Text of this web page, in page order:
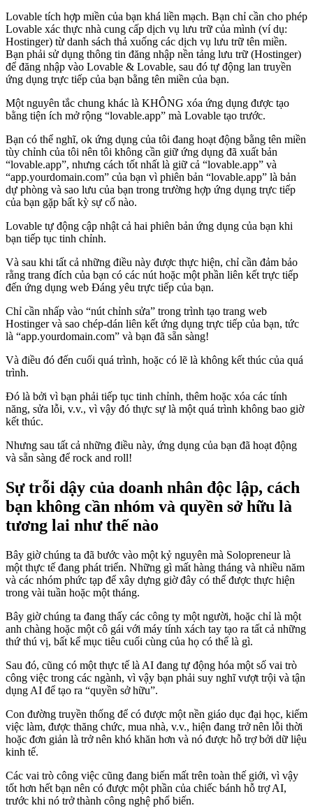
Lovable tích hợp miền của bạn khá liền mạch. Bạn chỉ cần cho phép
Lovable xác thực nhà cung cấp dịch vụ lưu trữ của mình (ví dụ:
Hostinger) từ danh sách thả xuống các dịch vụ lưu trữ tên miền.
Bạn phải sử dụng thông tin đăng nhập nền tảng lưu trữ (Hostinger)
để đăng nhập vào Lovable & Lovable, sau đó tự động lan truyền
ứng dụng trực tiếp của bạn bằng tên miền của bạn.
Một nguyên tắc chung khác là KHÔNG xóa ứng dụng được tạo
bằng tiện ích mở rộng “lovable.app” mà Lovable tạo trước.
Bạn có thể nghĩ, ok ứng dụng của tôi đang hoạt động bằng tên miền
tùy chỉnh của tôi nên tôi không cần giữ ứng dụng đã xuất bản
“lovable.app”, nhưng cách tốt nhất là giữ cả “lovable.app” và
“app.yourdomain.com” của bạn vì phiên bản “lovable.app” là bản
dự phòng và sao lưu của bạn trong trường hợp ứng dụng trực tiếp
của bạn gặp bất kỳ sự cố nào.
Lovable tự động cập nhật cả hai phiên bản ứng dụng của bạn khi
bạn tiếp tục tinh chỉnh.
Và sau khi tất cả những điều này được thực hiện, chỉ cần đảm bảo
rằng trang đích của bạn có các nút hoặc một phần liên kết trực tiếp
đến ứng dụng web Đáng yêu trực tiếp của bạn.
Chỉ cần nhấp vào “nút chỉnh sửa” trong trình tạo trang web
Hostinger và sao chép-dán liên kết ứng dụng trực tiếp của bạn, tức
là “app.yourdomain.com” và bạn đã sẵn sàng!
Và điều đó đến cuối quá trình, hoặc có lẽ là không kết thúc của quá
trình.
Đó là bởi vì bạn phải tiếp tục tinh chỉnh, thêm hoặc xóa các tính
năng, sửa lỗi, v.v., vì vậy đó thực sự là một quá trình không bao giờ
kết thúc.
Nhưng sau tất cả những điều này, ứng dụng của bạn đã hoạt động
và sẵn sàng để rock and roll!
Sự trỗi dậy của doanh nhân độc lập, cách
bạn không cần nhóm và quyền sở hữu là
tương lai như thế nào
Bây giờ chúng ta đã bước vào một kỷ nguyên mà Solopreneur là
một thực tế đang phát triển. Những gì mất hàng tháng và nhiều năm
và các nhóm phức tạp để xây dựng giờ đây có thể được thực hiện
trong vài tuần hoặc một tháng.
Bây giờ chúng ta đang thấy các công ty một người, hoặc chỉ là một
anh chàng hoặc một cô gái với máy tính xách tay tạo ra tất cả những
thứ thú vị, bất kể mục tiêu cuối cùng của họ có thể là gì.
Sau đó, cũng có một thực tế là AI đang tự động hóa một số vai trò
công việc trong các ngành, vì vậy bạn phải suy nghĩ vượt trội và tận
dụng AI để tạo ra “quyền sở hữu”.
Con đường truyền thống để có được một nền giáo dục đại học, kiếm
việc làm, được thăng chức, mua nhà, v.v., hiện đang trở nên lỗi thời
hoặc đơn giản là trở nên khó khăn hơn và nó được hỗ trợ bởi dữ liệu
kinh tế.
Các vai trò công việc cũng đang biến mất trên toàn thế giới, vì vậy
tốt hơn hết bạn nên có được một phần của chiếc bánh hỗ trợ AI,
trước khi nó trở thành công nghệ phổ biến.